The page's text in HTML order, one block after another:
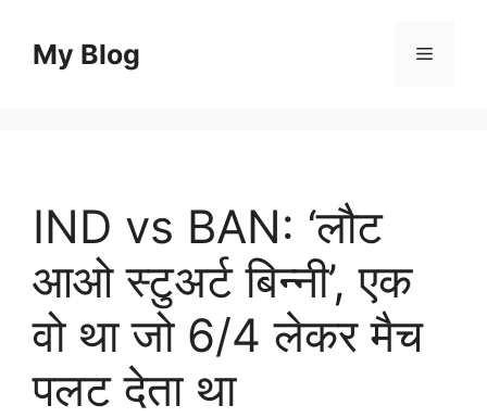
contentMy Blog Menu
IND vs BAN: ‘लौट
आओ स्टुअर्ट बिन्नी’, एक
वो था जो 6/4 लेकर मैच
पलट देता था